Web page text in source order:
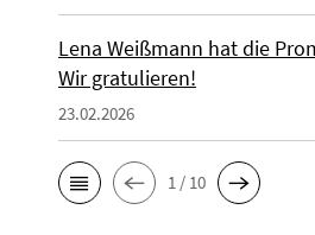
Lena Weißmann hat die
Wir gratulieren!
23.02.2026
1 / 10